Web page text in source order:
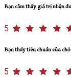
Bạn cảm thấy giá trị nhận
5
Bạn thấy tiêu chuẩn của
5